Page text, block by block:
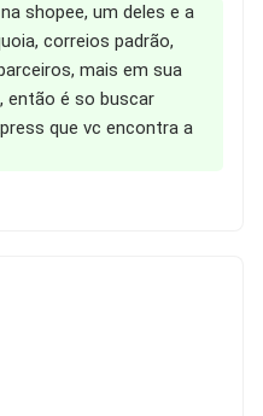
shopee, um deles e a
correios padrão,
mais em sua
então é so buscar
que vc encontra a